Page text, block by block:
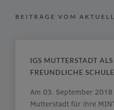
BEITRÄGE VOM
IGS MUTTERSTADT
FREUNDLICHE
Am 03. September
Mutterstadt für ihre